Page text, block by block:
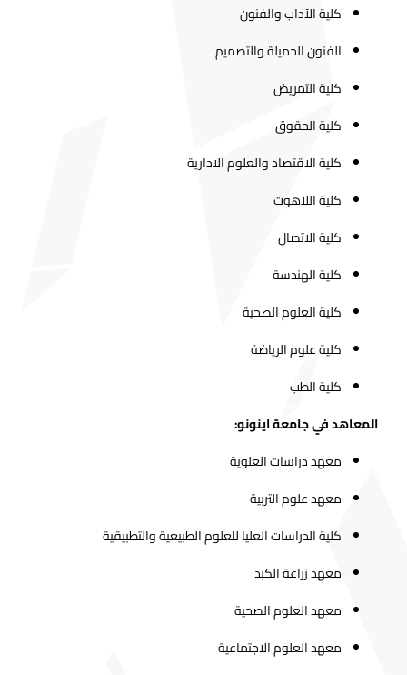
كلية الآداب والفنون
الفنون الجميلة والتصميم
كلية التمريض
كلية الحقوق
كلية الاقتصاد والعلوم الادارية
كلية اللاهوت
كلية الاتصال
كلية الهندسة
كلية العلوم الصحية
كلية علوم الرياضة
كلية الطب
المعاهد في جامعة اينونو:
معهد دراسات العلوية
معهد علوم التربية
كلية الدراسات العليا للعلوم الطبيعية والتطبيقية
معهد زراعة الكبد
معهد العلوم الصحية
معهد العلوم الاجتماعية